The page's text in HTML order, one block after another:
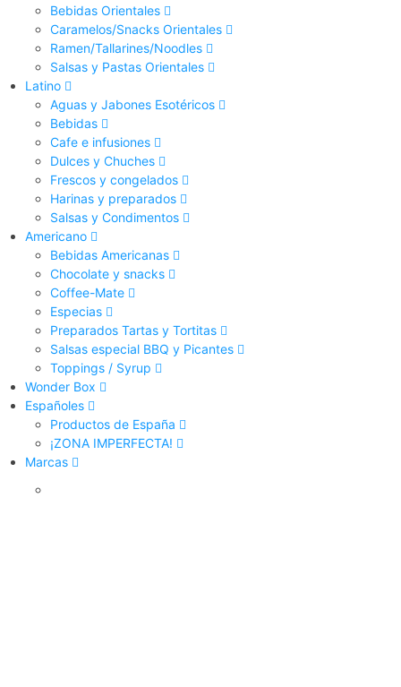
Bebidas Orientales
Caramelos/Snacks Orientales
Ramen/Tallarines/Noodles
Salsas y Pastas Orientales
Latino
Aguas y Jabones Esotéricos
Bebidas
Cafe e infusiones
Dulces y Chuches
Frescos y congelados
Harinas y preparados
Salsas y Condimentos
Americano
Bebidas Americanas
Chocolate y snacks
Coffee-Mate
Especias
Preparados Tartas y Tortitas
Salsas especial BBQ y Picantes
Toppings / Syrup
Wonder Box
Españoles
Productos de España
¡ZONA IMPERFECTA!
Marcas